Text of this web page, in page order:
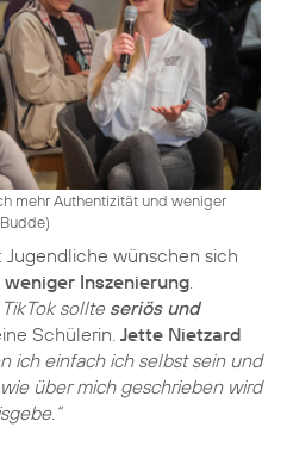
mehr Authentizität und weniger
)
Jugendliche wünschen sich
Inszenierung.
sollteseriös und
Schülerin. Jette Nietzard
ich einfach ich selbst sein und
über mich geschrieben wird